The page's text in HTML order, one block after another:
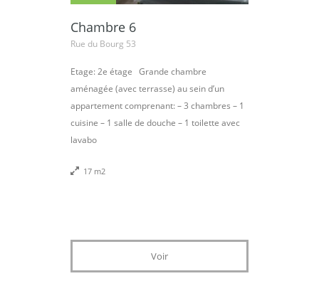
Chambre 6
Rue du Bourg 53
Etage: 2e étage Grande chambre
aménagée (avec terrasse) au sein d’un
appartement comprenant: – 3 chambres – 1
cuisine – 1 salle de douche – 1 toilette avec
lavabo
17 m2
Voir